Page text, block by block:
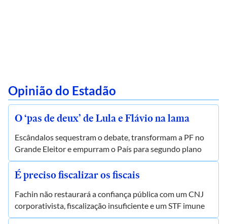
Opinião do Estadão
O ‘pas de deux’ de Lula e Flávio na lama
Escândalos sequestram o debate, transformam a PF no
Grande Eleitor e empurram o País para segundo plano
É preciso fiscalizar os fiscais
Fachin não restaurará a confiança pública com um CNJ
corporativista, fiscalização insuficiente e um STF imune